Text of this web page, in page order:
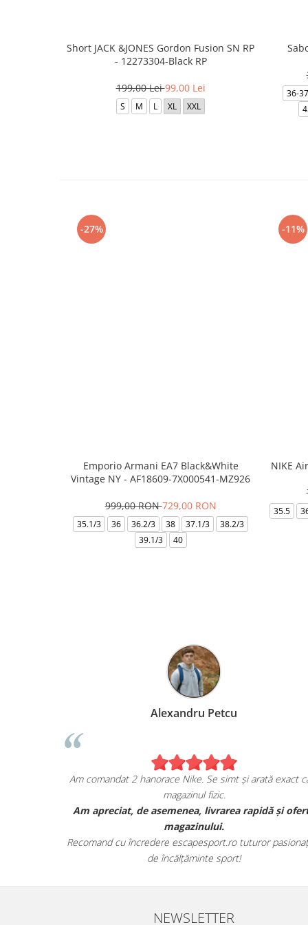
Short JACK &JONES Gordon Fusion SN RP
- 12273304-Black RP
199,00 Lei99,00 Lei
S M L XL XXL
36-37
-27%
Emporio Armani EA7 Black&White
Vintage NY - AF18609-7X000541-MZ926
999,00 RON729,00 RON
35.1/3 36 36.2/3 38 37.1/3
38.2/3
39.1/3
40
-11%
NIKE
35.5
Marius Anghel
Sunt extrem de bucuros de achiziția mea de pe
escapesport.ro!
Am comandat un pair de sneakers JORDAN, și sunt cu
adevărat impresionat de calitatea lor.
Au venit în ambalajul lor autentic și au avut toate detaliile
specifice mărcii.
Am
Am
NEWSLETTER